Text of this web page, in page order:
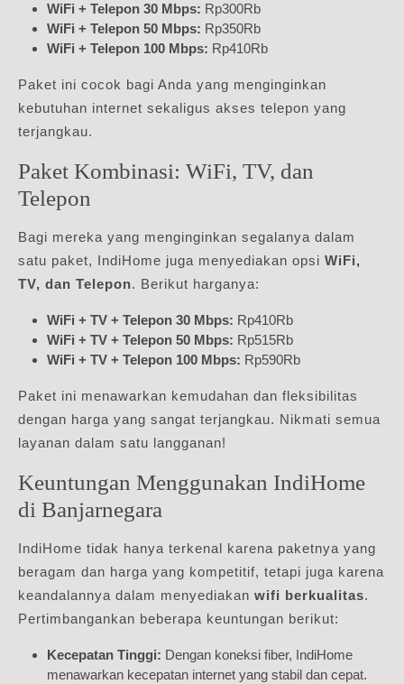
WiFi + Telepon 30 Mbps: Rp300Rb
WiFi + Telepon 50 Mbps: Rp350Rb
WiFi + Telepon 100 Mbps: Rp410Rb
Paket ini cocok bagi Anda yang menginginkan
kebutuhan internet sekaligus akses telepon yang
terjangkau.
Paket Kombinasi: WiFi, TV, dan
Telepon
Bagi mereka yang menginginkan segalanya dalam
satu paket, IndiHome juga menyediakan opsi WiFi,
TV, dan Telepon. Berikut harganya:
WiFi + TV + Telepon 30 Mbps: Rp410Rb
WiFi + TV + Telepon 50 Mbps: Rp515Rb
WiFi + TV + Telepon 100 Mbps: Rp590Rb
Paket ini menawarkan kemudahan dan fleksibilitas
dengan harga yang sangat terjangkau. Nikmati semua
layanan dalam satu langganan!
Keuntungan Menggunakan IndiHome
di Banjarnegara
IndiHome tidak hanya terkenal karena paketnya yang
beragam dan harga yang kompetitif, tetapi juga karena
keandalannya dalam menyediakan wifi berkualitas.
Pertimbangankan beberapa keuntungan berikut:
Kecepatan Tinggi: Dengan koneksi fiber, IndiHome
menawarkan kecepatan internet yang stabil dan cepat.